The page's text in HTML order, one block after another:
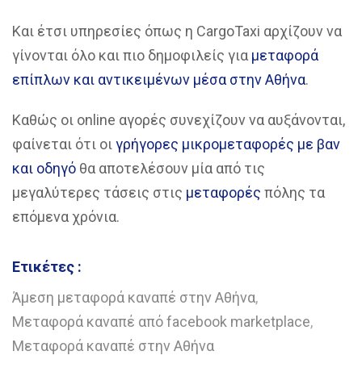
Και έτσι υπηρεσίες όπως η CargoTaxi αρχίζουν να
γίνονται όλο και πιο δημοφιλείς για μεταφορά
επίπλων και αντικειμένων μέσα στην Αθήνα.
Καθώς οι online αγορές συνεχίζουν να αυξάνονται,
φαίνεται ότι οιγρήγορες μικρομεταφορές με βαν
και οδηγό θα αποτελέσουν μία από τις
μεγαλύτερες τάσεις στις μεταφορές πόλης τα
επόμενα χρόνια.
Ετικέτες :
Άμεση μεταφορά καναπέ στην Αθήνα,
Μεταφορά καναπέ από facebook marketplace,
Μεταφορά καναπέ στην Αθήνα